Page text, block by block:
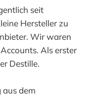
seit
Hersteller zu
Wir waren
Als erster
Destille.
dem